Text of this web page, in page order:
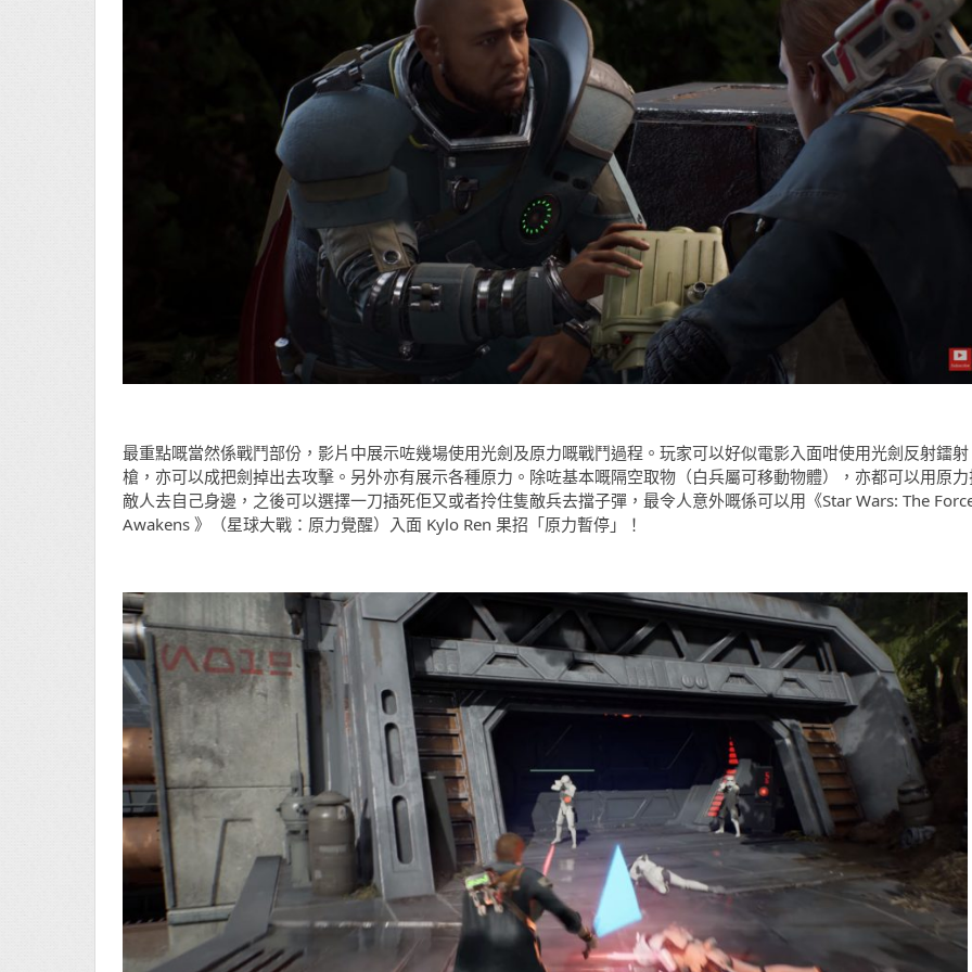
最重點嘅當然係戰鬥部份，影片中展示咗幾場使用光劍及原力嘅戰鬥過程。玩家可以好似電影入面咁使用光劍反射鐳射
槍，亦可以成把劍掉出去攻擊。另外亦有展示各種原力。除咗基本嘅隔空取物（白兵屬可移動物體），亦都可以用原
敵人去自己身邊，之後可以選擇一刀插死佢又或者拎住隻敵兵去擋子彈，最令人意外嘅係可以用《Star Wars: The
Awakens 》 （星球大戰：原力覺醒）入面 Kylo Ren 果招「原力暫停」！